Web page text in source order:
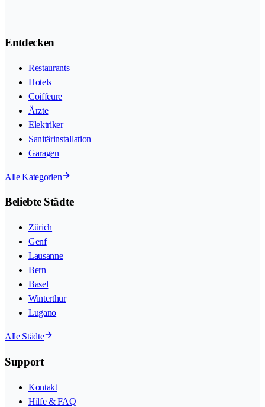
Entdecken
Restaurants
Hotels
Coiffeure
Ärzte
Elektriker
Sanitärinstallation
Garagen
Alle Kategorien
Beliebte Städte
Zürich
Genf
Lausanne
Bern
Basel
Winterthur
Lugano
Alle Städte
Support
Kontakt
Hilfe & FAQ